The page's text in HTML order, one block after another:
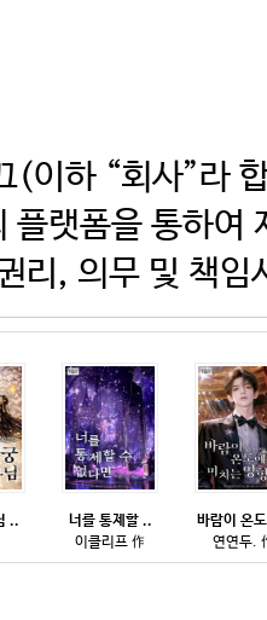
은 회원의 식별
백, 특수기호,
의미합니다.
회원이 부여받
정 게시판에
지급, 조정할 수
(이하 “회사”라
플랫폼을 통하여
리, 의무 및 책
을 이용하는 전
」
통제할 ..
클리프 作
바람이 온도에..
연연두. 作